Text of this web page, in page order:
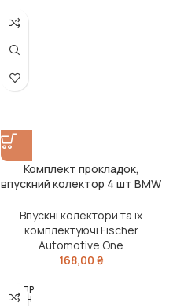
Комплект прокладок,
впускний колектор 4 шт BMW
Впускні колектори та їх
комплектуючі Fischer
Automotive One
168,00 ₴
РОЗПР
ОДАН